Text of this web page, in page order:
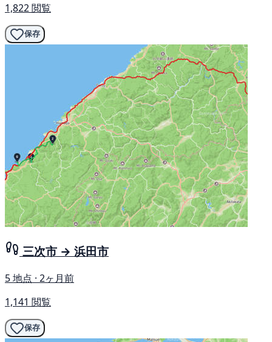
1,822 閲覧
保存
三次市 → 浜田市
5 地点 · 2ヶ月前
1,141 閲覧
保存